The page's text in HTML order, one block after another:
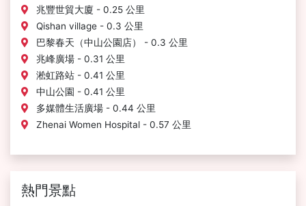
兆豐世貿大廈 - 0.25 公里
Qishan village - 0.3 公里
巴黎春天（中山公園店） - 0.3 公里
兆峰廣場 - 0.31 公里
淞虹路站 - 0.41 公里
中山公園 - 0.41 公里
多媒體生活廣場 - 0.44 公里
Zhenai Women Hospital - 0.57 公里
熱門景點